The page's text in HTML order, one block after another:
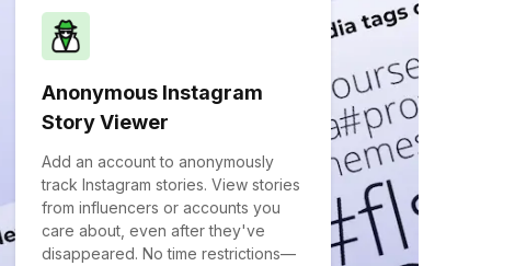
Anonymous Instagram
Story Viewer
Add an account to anonymously
track Instagram stories. View stories
from influencers or accounts you
care about, even after they've
disappeared. No time restrictions—